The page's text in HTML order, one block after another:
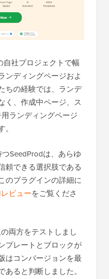
自社プロジェクトで幅
ンディングページおよ
ちの経験では、ランデ
く、作成中ページ、ス
ランディングページ
SeedProdは、あらゆ
頼できる選択肢である
のプラグインの詳細に
ビューをご覧くださ
両方をテストしまし
プレートとブロックが
はコンバージョンを最
ると判断しました。